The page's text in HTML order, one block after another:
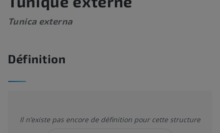
Tunica externa
Définition
Il n’existe pas encore de définition pour cette structure